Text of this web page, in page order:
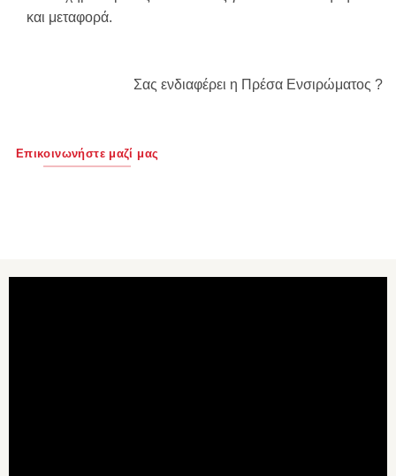
και μεταφορά.
Σας ενδιαφέρει η Πρέσα Ενσιρώματος ?
Επικοινωνήστε μαζί μας